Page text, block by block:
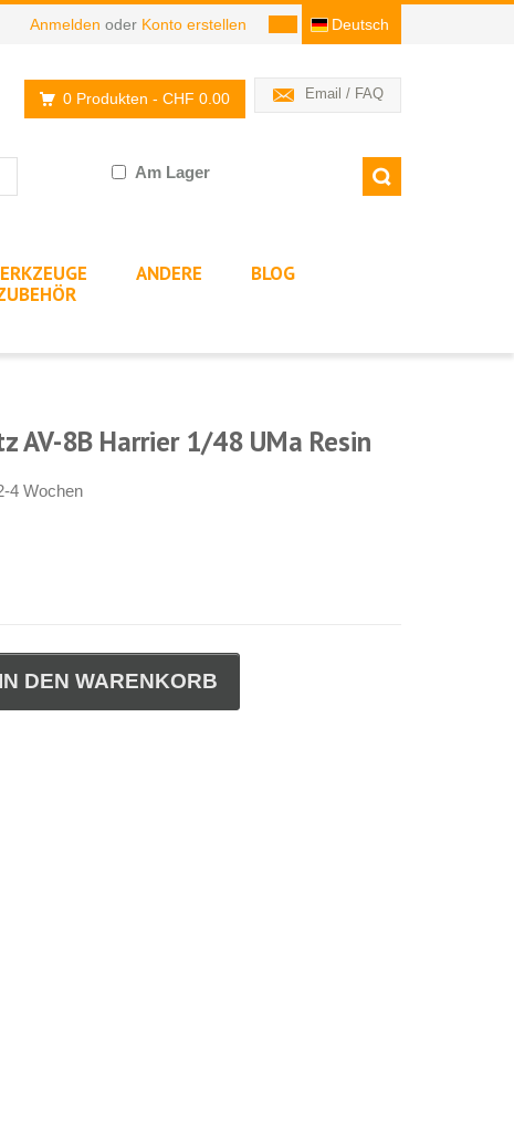
Deutsch
Anmelden oder Konto erstellen
Email / FAQ
0 Produkten - CHF 0.00
Am Lager
ANDERE BLOG
AV-8B Harrier 1/48 UMa Resin
4 Wochen